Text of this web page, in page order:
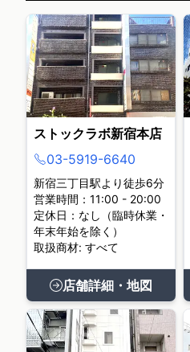
ストックラボ新宿本店
03-5919-6640
新宿三丁目駅より徒歩6分
営業時間：11:00 - 20:00
定休日：なし（臨時休業・
年末年始を除く）
取扱商材: すべて
店舗詳細・地図